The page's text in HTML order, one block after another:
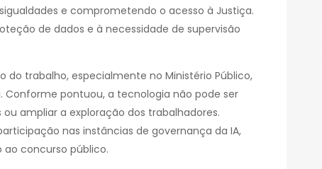
e comprometendo o acesso à Justiça.
de dados e à necessidade de supervisão
trabalho, especialmente no Ministério Público,
Conforme pontuou, a tecnologia não pode ser
ampliar a exploração dos trabalhadores.
nas instâncias de governança da IA,
ao concurso público.